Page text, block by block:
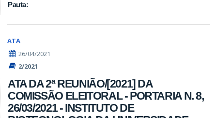
Pauta:
ATA
26/04/2021
2/2021
ATA DA 2ª REUNIÃO/[2021] DA
COMISSÃO ELEITORAL - PORTARIA N. 8,
26/03/2021 - INSTITUTO DE